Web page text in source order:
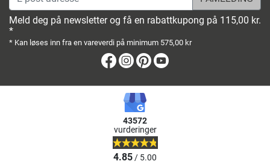
Meld deg på newsletter og få en rabattkupong på 115,00 kr.
*
* Kan løses inn fra en vareverdi på minimum 575,00 kr
Facebook
Instagram
Pinterest
43572
vurderinger
4.85/ 5.00